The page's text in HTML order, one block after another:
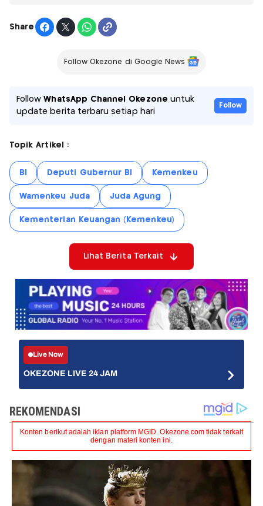
Share
Follow Okezone di Google News
FollowWhatsApp Channel Okezone untuk
update berita terbaru setiap hari
Follow
Topik Artikel :
BI Deputi Gubernur BI Kemenkeu
Wamenkeu Juda Juda Agung
Kementerian Keuangan (Kemenkeu)
Lihat Berita Terkait
Live Now
OKEZONE LIVE 24 JAM